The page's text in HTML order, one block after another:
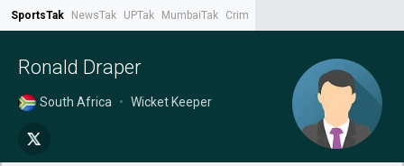
SportsTak NewsTak UPTak MumbaiTak CrimeTak
Ronald Draper
South Africa • Wicket Keeper